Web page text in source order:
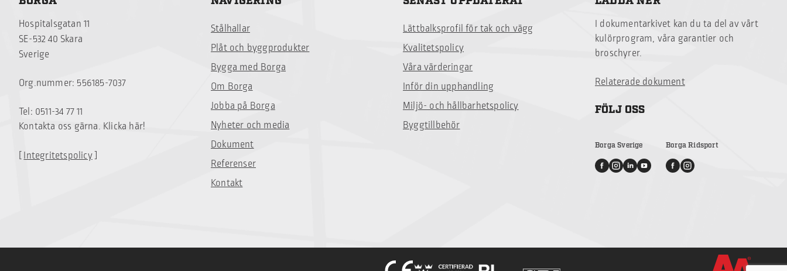
Hospitalsgatan 11
SE-532 40 Skara
Sverige
Org.nummer: 556185-7037
Tel: 0511-34 77 11
Kontakta oss gärna. Klicka här!
[Integritetspolicy]
Stålhallar
Plåt och byggprodukter
Bygga med Borga
Om Borga
Jobba på Borga
Nyheter och media
Dokument
Referenser
Kontakt
Lättbalksprofil för tak och vägg
Kvalitetspolicy
Våra värderingar
Inför din upphandling
Miljö- och hållbarhetspolicy
Byggtillbehör
I dokumentarkivet kan du ta del av vårt
kulörprogram, våra garantier och
broschyrer.
Relaterade dokument
FÖLJ OSS
Borga Sverige Borga Ridsport